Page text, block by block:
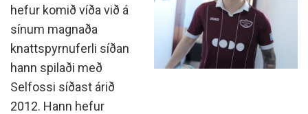
hefur komið víða við á
sínum magnaða
knattspyrnuferli síðan
hann spilaði með
Selfossi síðast árið
2012. Hann hefur